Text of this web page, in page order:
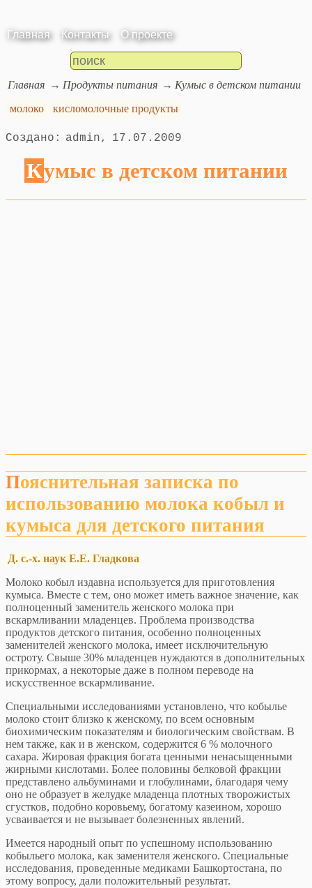
Главная Контакты О проекте
Главная Продукты питания
Кумыс в детском питании
молоко
кисломолочные продукты
admin 17.07.2009
Кумыс в детском питании
Пояснительная записка по
использованию молока кобыл и
кумыса для детского питания
Д. с.-х. наук Е.Е. Гладкова
Молоко кобыл издавна используется для приготовления
кумыса. Вместе с тем, оно может иметь важное значение, как
полноценный заменитель женского молока при
вскармливании младенцев. Проблема производства
продуктов детского питания, особенно полноценных
заменителей женского молока, имеет исключительную
остроту. Свыше 30% младенцев нуждаются в дополнительных
прикормах, а некоторые даже в полном переводе на
искусственное вскармливание.
Специальными исследованиями установлено, что кобылье
молоко стоит близко к женскому, по всем основным
биохимическим показателям и биологическим свойствам. В
нем также, как и в женском, содержится 6 % молочного
сахара. Жировая фракция богата ценными ненасыщенными
жирными кислотами. Более половины белковой фракции
представлено альбуминами и глобулинами, благодаря чему
оно не образует в желудке младенца плотных творожистых
сгустков, подобно коровьему, богатому казеином, хорошо
усваивается и не вызывает болезненных явлений.
Имеется народный опыт по успешному использованию
кобыльего молока, как заменителя женского. Специальные
исследования, проведенные медиками Башкортостана, по
этому вопросу, дали положительный результат.